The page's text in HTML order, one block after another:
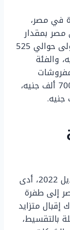
في مصر،
مصر بمقدار
5-6 آلاف جنيه، ليصبح سعر الفئة الأولى حوالي 525
575 ألف جنيه، والفئة
مفروشات
حمراء 655 ألف جنيه، والفئة الرابعة 700 ألف جنيه،
أسعار السيارات الجديدة في مصر موديل 2022، أدى
إلى طفرة
متزايد
بالتقسيط،